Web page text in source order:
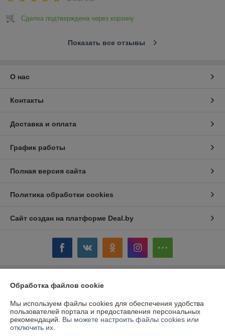
Сделка подтверждена через корзину
Показать все отзывы
О нас
Контакты
Доставка и оплата
График работы
Полная версия сайта
Политика обработки cookies
Сайт создан на платформе Deal.by
Информация для покупателя
Юридическое лицо: ОАО «Дом торговли»
Витебская обл.,г. Полоцк, ул. Гоголя, 16
Регистрационный номер ЕГР: 300058954
Обработка файлов cookie
Мы используем файлы cookies для обеспечения удобства
пользователей портала и предоставления персональных
рекомендаций. Вы можете настроить файлы cookies или
отключить их.